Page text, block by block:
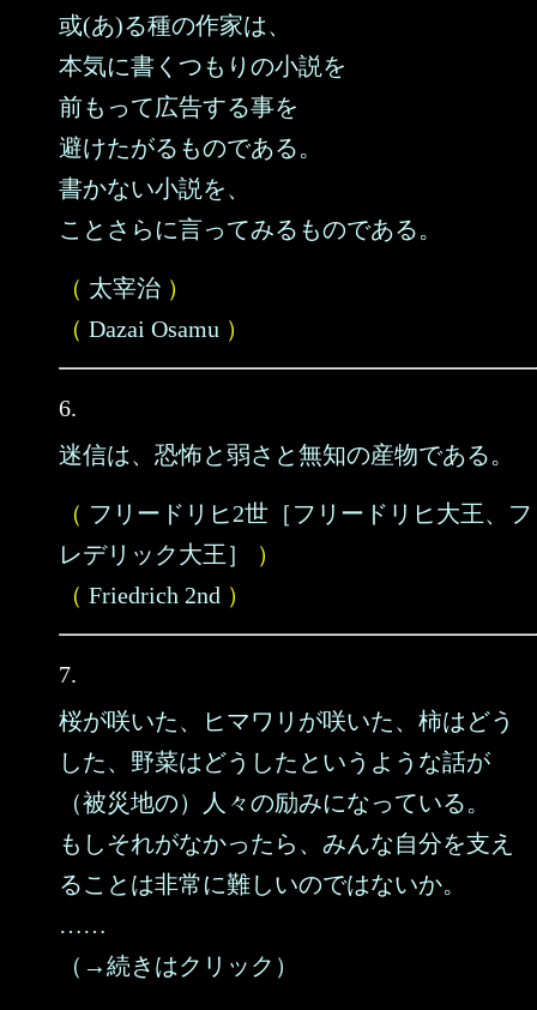
或(あ)る種の作家は、
本気に書くつもりの小説を
前もって広告する事を
避けたがるものである。
書かない小説を、
ことさらに言ってみるものである。
（ 太宰治 ）
（ Dazai Osamu ）
6.
迷信は、恐怖と弱さと無知の産物である。
（ フリードリヒ2世［フリードリヒ大王、フ
レデリック大王］
）
（ Friedrich 2nd ）
7.
桜が咲いた、ヒマワリが咲いた、柿はどう
した、野菜はどうしたというような話が
（被災地の）人々の励みになっている。
もしそれがなかったら、みんな自分を支え
ることは非常に難しいのではないか。
……
（→続きはクリック）